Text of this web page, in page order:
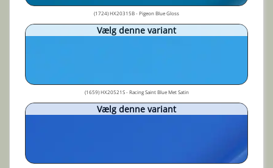
(1724) HX20315B - Pigeon Blue Gloss
Vælg denne variant
(1659) HX20521S - Racing Saint Blue Met Satin
Vælg denne variant